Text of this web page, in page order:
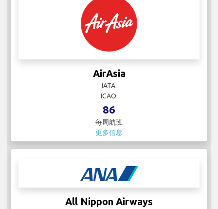
AirAsia
IATA:
ICAO:
86
每周航班
更多信息
All Nippon Airways